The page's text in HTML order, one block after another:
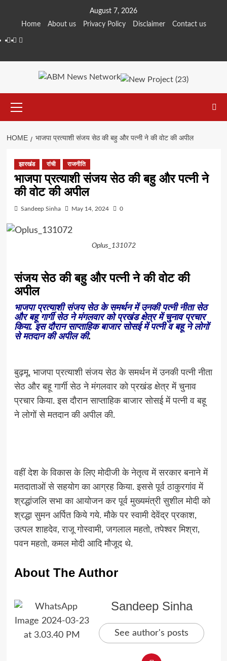
August 7, 2026
Home
About us Privacy Policy Disclaimer Contact us
Facebook
Youtube
Telegram
Menu
HOME भाजपा प्रत्याशी संजय सेठ की बहु और पत्नी ने की वोट की अपील
झारखंड रांची राजनीति
भाजपा प्रत्याशी संजय सेठ की बहु और पत्नी ने
की वोट की अपील
Sandeep Sinha May 14, 2024 0
Oplus_131072
संजय सेठ की बहु और पत्नी ने की वोट की
अपील
भाजपा प्रत्याशी संजय सेठ के समर्थन में उनकी पत्नी नीता सेठ
और बहू गार्गी सेठ ने मंगलवार को प्रखंड क्षेत्र में चुनाव प्रचार
किया. इस दौरान साप्ताहिक बाजार सोसई में पत्नी व बहू ने लोगों
से मतदान की अपील की.
बुढ़मू. भाजपा प्रत्याशी संजय सेठ के समर्थन में उनकी पत्नी नीता
सेठ और बहू गार्गी सेठ ने मंगलवार को प्रखंड क्षेत्र में चुनाव
प्रचार किया. इस दौरान साप्ताहिक बाजार सोसई में पत्नी व बहू
ने लोगों से मतदान की अपील की.
वहीं देश के विकास के लिए मोदीजी के नेतृत्व में सरकार बनाने में
मतदाताओं से सहयोग का आग्रह किया. इससे पूर्व ठाकुरगांव में
श्रद्धांजलि सभा का आयोजन कर पूर्व मुख्यमंत्री सुशील मोदी को
श्रद्धा सुमन अर्पित किये गये. मौके पर स्वामी देवेंद्र प्रकाश,
उत्पल शाहदेव, राजू गोस्वामी, जगलाल महतो, तपेश्वर मिश्रा,
पवन महतो, कमल मोदी आदि मौजूद थे.
About The Author
Sandeep Sinha
See author's posts